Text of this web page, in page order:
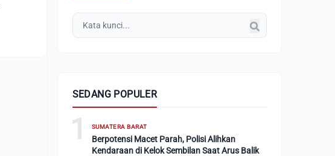
SEDANG POPULER
1 SUMATERA BARAT
Berpotensi Macet Parah, Polisi Alihkan
Kendaraan di Kelok Sembilan Saat Arus Balik